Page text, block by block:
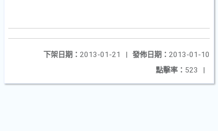
發佈日期： 2013-01-10
下架日期： 2013-01-21
|
點擊率： 523 |